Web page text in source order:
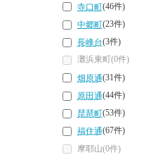
寺口町(46件)
中郷町(23件)
長峰台(3件)
灘浜東町(0件)
畑原通(31件)
原田通(44件)
琵琶町(53件)
福住通(67件)
摩耶山(0件)